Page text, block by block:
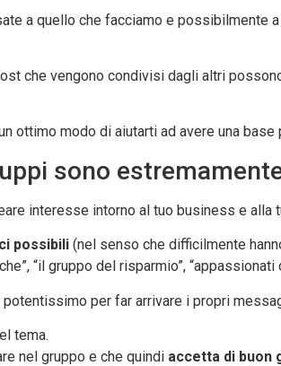
a quello che facciamo e possibilmente
che vengono condivisi dagli altri
ottimo modo di aiutarti ad avere una
sono
interesse intorno al tuo business e alla
possibili (nel senso che difficilmente
“il gruppo del risparmio”, “appassionati
per far arrivare i propri
tema.
nel gruppo e che quindi accetta di buon